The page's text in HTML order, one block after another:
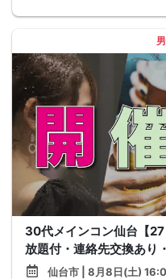
30代メインコン仙台【
放題付・連絡先交換あり
仙台市 | 8月8日(土)